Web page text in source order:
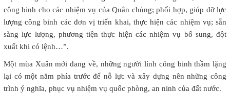
công binh cho các nhiệm vụ của Quân chủng; phối hợp, giúp đỡ lực
lượng công binh các đơn vị triển khai, thực hiện các nhiệm vụ; sẵn
sàng lực lượng, phương tiện thực hiện các nhiệm vụ bổ sung, đột
xuất khi có lệnh…”.
Một mùa Xuân mới đang về, những người lính công binh thầm lặng
lại có một năm phía trước để nỗ lực và xây dựng nên những công
trình ý nghĩa, phục vụ nhiệm vụ quốc phòng, an ninh của đất nước.